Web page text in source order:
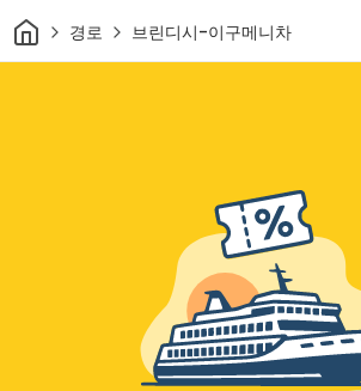
집 경로 브린디시-이구메니차